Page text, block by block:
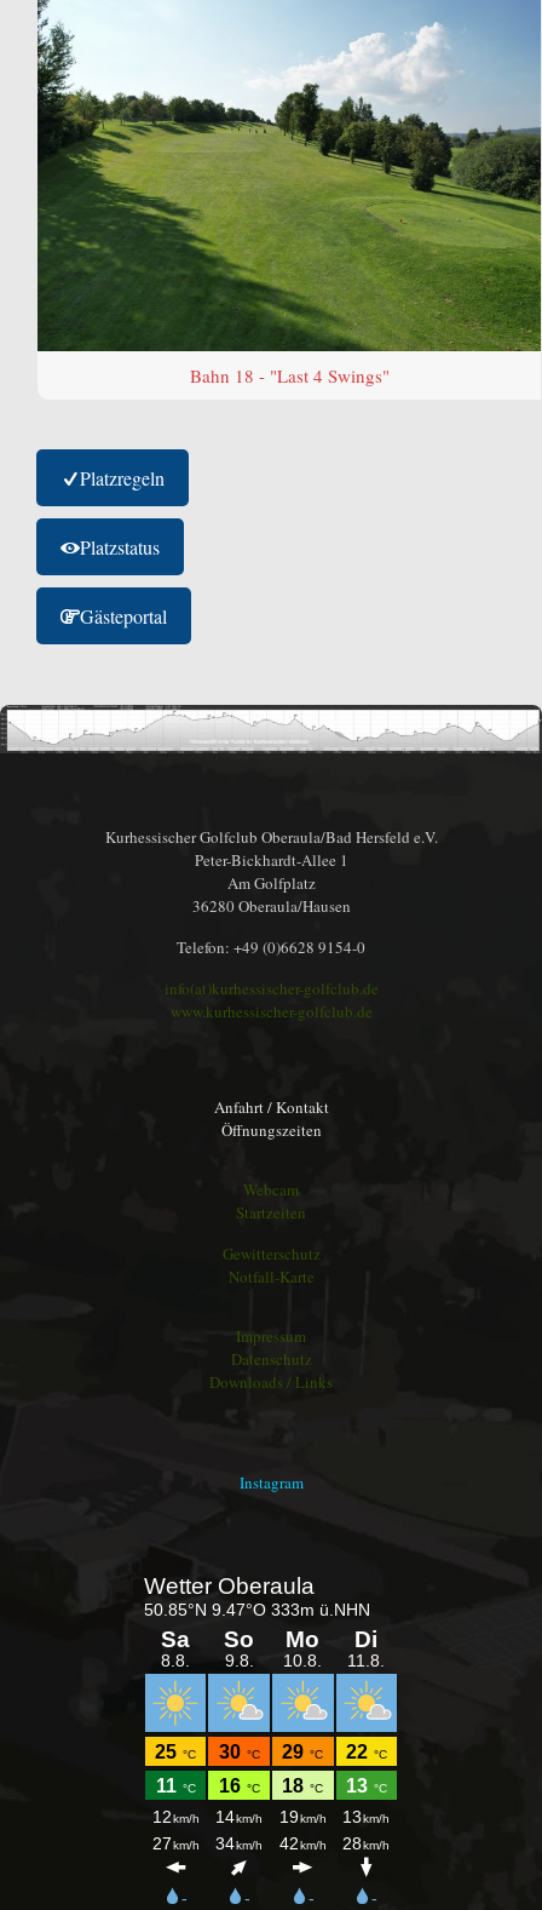
Bahn 18 - "Last 4 Swings"
Platzregeln
Platzstatus
Gästeportal
Kurhessischer Golfclub Oberaula/Bad Hersfeld e.V.
Peter-Bickhardt-Allee 1
Am Golfplatz
36280 Oberaula/Hausen
Telefon: +49 (0)6628 9154-0
info(at)kurhessischer-golfclub.de
www.kurhessischer-golfclub.de
Anfahrt / Kontakt
Öffnungszeiten
Webcam
Startzeiten
Gewitterschutz
Notfall-Karte
Impressum
Datenschutz
Downloads / Links
Instagram